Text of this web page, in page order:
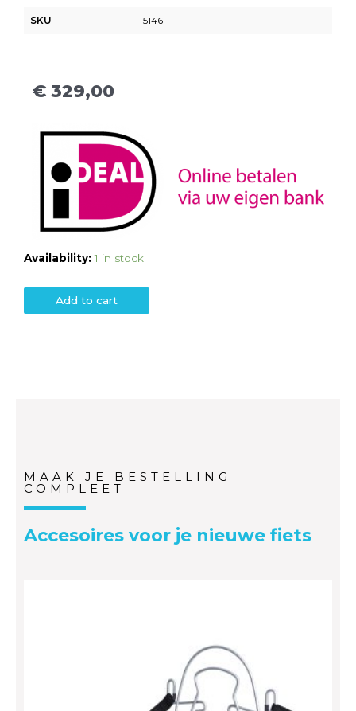
SKU 5146
€ 329,00
Availability: 1 in stock
Add to cart
MAAK JE BESTELLING
COMPLEET
Accesoires voor je nieuwe fiets